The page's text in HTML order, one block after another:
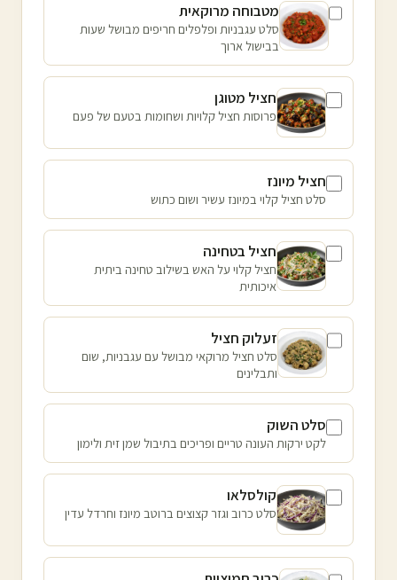
מטבוחה מרוקאית
סלט עגבניות ופלפלים חריפים מבושל שעות
בבישול ארוך
חציל מטוגן
פרוסות חציל קלויות ושחומות בטעם של פעם
חציל מיונז
סלט חציל קלוי במיונז עשיר ושום כתוש
חציל בטחינה
חציל קלוי על האש בשילוב טחינה ביתית
איכותית
זעלוק חציל
סלט חציל מרוקאי מבושל עם עגבניות, שום
ותבלינים
סלט השוק
לקט ירקות העונה טריים ופריכים בתיבול שמן זית ולימון
קולסלאו
סלט כרוב וגזר קצוצים ברוטב מיונז וחרדל עדין